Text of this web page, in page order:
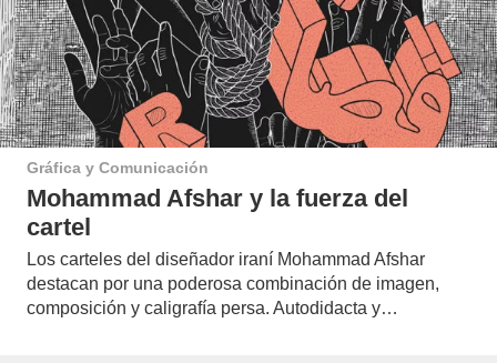
Gráfica y Comunicación
Mohammad Afshar y la fuerza del
cartel
Los carteles del diseñador iraní Mohammad Afshar
destacan por una poderosa combinación de imagen,
composición y caligrafía persa. Autodidacta y…